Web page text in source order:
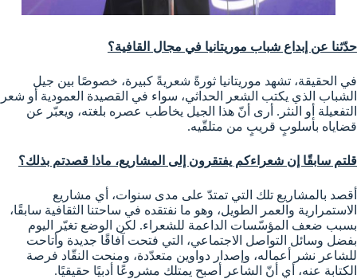
حدّثنا عن إبداع شباب موريتانيا في مجال القافية؟
في الحقيقة، تشهد موريتانيا ثورةً شعريةً كبيرة، خصوصًا بين جيل
الشباب الذي يكتب الشعر الحداثي، سواء في القصيدة العمودية أو شعر
التفعيلة أو النثر. أرى أنّ هذا الجيل يخاطب عصره بلغته، ويعبّر عن
قضاياه بأسلوبٍ قريبٍ من متلقّيه.
قلتم سابقًا إن شعراءكم يفتقرون إلى المشاريع، ماذا قصدتم بذلك؟
أقصد بالمشاريع تلك التي تمتدّ على مدى سنوات، أي مشاريع
الاستمرارية والعمر الطويل، وهو ما نفتقده في ساحتنا الثقافية سابقًا،
بسبب ضعف المؤسّسات الداعمة للشعراء. لكن الوضع تغيّر اليوم
بفضل وسائل التواصل الاجتماعي، التي فتحت آفاقًا جديدة وأتاحت
للشاعر نشر أعماله، وإصدار دواوين متعدّدة، ومنحت النقّاد فرصة
الكتابة عنه، أي أنّ الشاعر أصبح يمتلك مشروعًا أدبيًا حقيقيًا.